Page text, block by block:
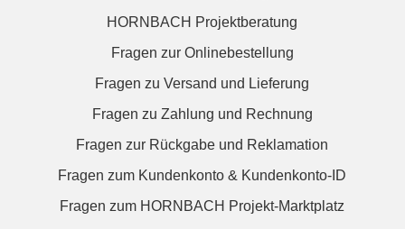
HORNBACH Projektberatung
Fragen zur Onlinebestellung
Fragen zu Versand und Lieferung
Fragen zu Zahlung und Rechnung
Fragen zur Rückgabe und Reklamation
Fragen zum Kundenkonto & Kundenkonto-ID
Fragen zum HORNBACH Projekt-Marktplatz